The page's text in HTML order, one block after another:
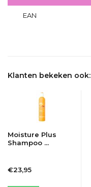
EAN
Klanten bekeken ook:
Moisture Plus
Shampoo ...
€23,95